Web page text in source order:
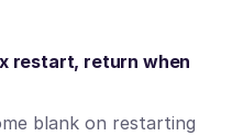
restart, return when
blank on restarting